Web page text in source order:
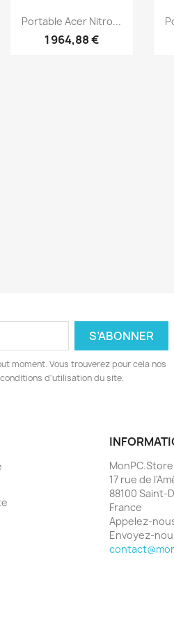
Aperçu rapide
Portable Acer Nitro...
1 964,88 €
moment. Vous trouverez pour cela nos
d'utilisation du site.
MonPC.Store
17 rue de
88100 Saint-
France
Appelez-
Envoyez-